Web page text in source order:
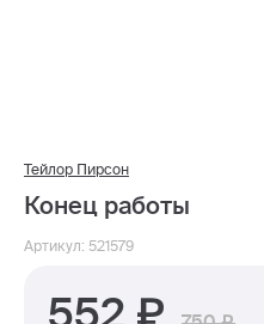
Тейлор Пирсон
Конец работы
Артикул: 521579
552